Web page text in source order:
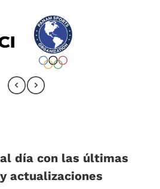
día con las últimas
actualizaciones